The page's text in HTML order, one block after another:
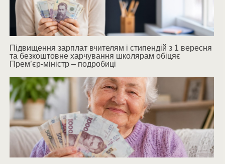
Підвищення зарплат вчителям і стипендій з 1 вересня
та безкоштовне харчування школярам обіцяє
Прем’єр-міністр – подробиці